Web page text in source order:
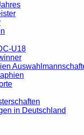
U18
in Deutschland